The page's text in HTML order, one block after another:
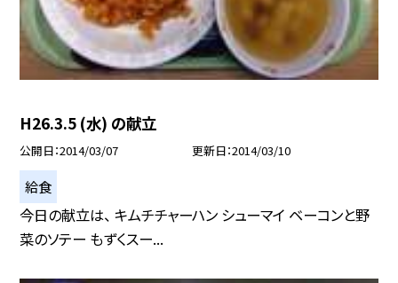
H26.3.5 (水) の献立
公開日 2014/03/07 更新日 2014/03/10
給食
今日の献立は、 キムチチャーハン シューマイ ベーコンと野
菜のソテー もずくスー...